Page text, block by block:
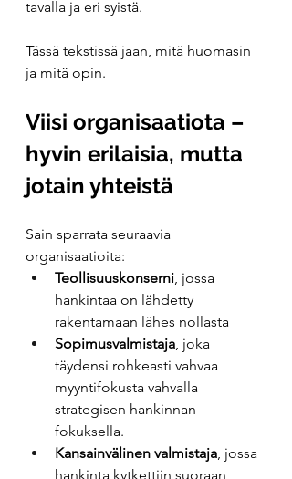
tavalla ja eri syistä.
Tässä tekstissä jaan, mitä huomasin
ja mitä opin.
Viisi organisaatiota –
hyvin erilaisia, mutta
jotain yhteistä
Sain sparrata seuraavia
organisaatioita:
Teollisuuskonserni, jossa
hankintaa on lähdetty
rakentamaan lähes nollasta
Sopimusvalmistaja, joka
täydensi rohkeasti vahvaa
myyntifokusta vahvalla
strategisen hankinnan
fokuksella.
Kansainvälinen valmistaja, jossa
hankinta kytkettiin suoraan